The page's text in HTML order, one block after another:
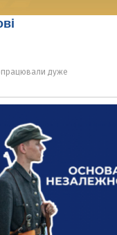
дуже